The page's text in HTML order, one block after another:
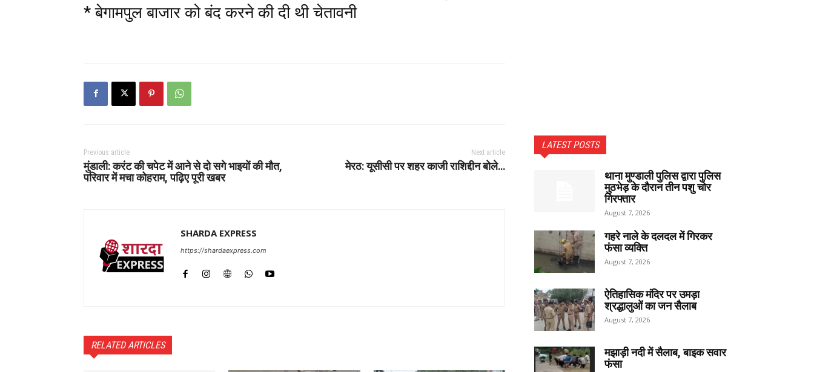
* बेगामपुल बाजार को बंद करने की दी थी चेतावनी
Previous article
मुंडाली: करंट की चपेट में आने से दो सगे भाइयों की मौत,
परिवार में मचा कोहराम, पढ़िए पूरी खबर
Next article
मेरठ: यूसीसी पर शहर काजी राशिद्दीन बोले…
SHARDA EXPRESS
https://shardaexpress.com
RELATED ARTICLES
LATEST POSTS
थाना मुण्डाली पुलिस द्वारा पुलिस
मुठभेड़ के दौरान तीन पशु चोर
गिरफ्तार
August 7, 2026
गहरे नाले के दलदल में गिरकर
फंसा व्यक्ति
August 7, 2026
ऐतिहासिक मंदिर पर उमड़ा
श्रद्धालुओं का जन सैलाब
August 7, 2026
मझाड़ी नदी में सैलाब, बाइक सवार
फंसा